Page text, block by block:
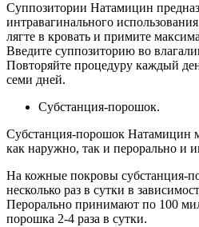
Суппозитории Натамицин
интравагинального
лягте в кровать и примите
Введите суппозиторию во
Повторяйте процедуру каждый
семи дней.
Субстанция-порошок.
Субстанция-порошок Натамицин
как наружно, так и перорально и
На кожные покровы субстанция-
несколько раз в сутки в
Перорально принимают по 100
порошка 2-4 раза в сутки.